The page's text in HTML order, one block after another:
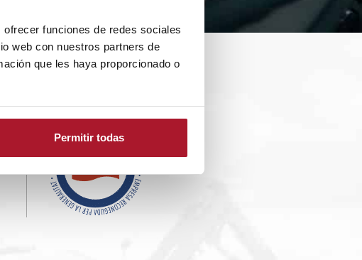
funciones de redes sociales
web con nuestros partners de
que les haya proporcionado o
Permitir todas